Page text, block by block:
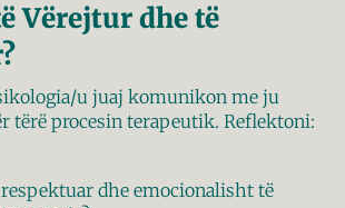
Vërejtur dhe të
u juaj komunikon me ju
tërë procesin terapeutik. Reflektoni:
dhe emocionalisht të